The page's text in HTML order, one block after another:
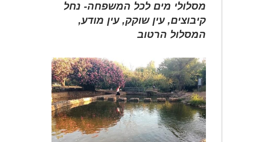
מסלולי מים לכל המשפחה- נחל
קיבוצים, עין שוקק, עין מודע,
המסלול הרטוב